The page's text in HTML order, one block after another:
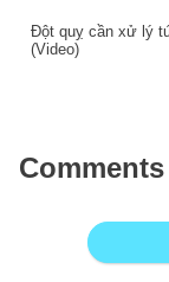
Đột quỵ cần xử lý
(Video)
Comments